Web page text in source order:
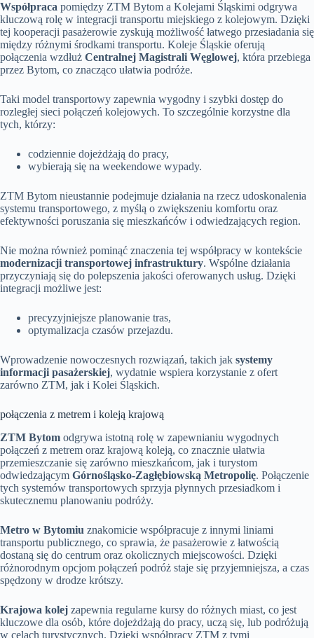
Współpraca pomiędzy ZTM Bytom a Kolejami Śląskimi odgrywa
kluczową rolę w integracji transportu miejskiego z kolejowym. Dzięki
tej kooperacji pasażerowie zyskują możliwość łatwego przesiadania się
między różnymi środkami transportu. Koleje Śląskie oferują
połączenia wzdłuż Centralnej Magistrali Węglowej, która przebiega
przez Bytom, co znacząco ułatwia podróże.
Taki model transportowy zapewnia wygodny i szybki dostęp do
rozległej sieci połączeń kolejowych. To szczególnie korzystne dla
tych, którzy:
codziennie dojeżdżają do pracy,
wybierają się na weekendowe wypady.
ZTM Bytom nieustannie podejmuje działania na rzecz udoskonalenia
systemu transportowego, z myślą o zwiększeniu komfortu oraz
efektywności poruszania się mieszkańców i odwiedzających region.
Nie można również pominąć znaczenia tej współpracy w kontekście
modernizacji transportowej infrastruktury. Wspólne działania
przyczyniają się do polepszenia jakości oferowanych usług. Dzięki
integracji możliwe jest:
precyzyjniejsze planowanie tras,
optymalizacja czasów przejazdu.
Wprowadzenie nowoczesnych rozwiązań, takich jak systemy
informacji pasażerskiej, wydatnie wspiera korzystanie z ofert
zarówno ZTM, jak i Kolei Śląskich.
połączenia z metrem i koleją krajową
ZTM Bytom odgrywa istotną rolę w zapewnianiu wygodnych
połączeń z metrem oraz krajową koleją, co znacznie ułatwia
przemieszczanie się zarówno mieszkańcom, jak i turystom
odwiedzającym Górnośląsko-Zagłębiowską Metropolię. Połączenie
tych systemów transportowych sprzyja płynnych przesiadkom i
skutecznemu planowaniu podróży.
Metro w Bytomiu znakomicie współpracuje z innymi liniami
transportu publicznego, co sprawia, że pasażerowie z łatwością
dostaną się do centrum oraz okolicznych miejscowości. Dzięki
różnorodnym opcjom połączeń podróż staje się przyjemniejsza, a czas
spędzony w drodze krótszy.
Krajowa kolej zapewnia regularne kursy do różnych miast, co jest
kluczowe dla osób, które dojeżdżają do pracy, uczą się, lub podróżują
w celach turystycznych. Dzięki współpracy ZTM z tymi